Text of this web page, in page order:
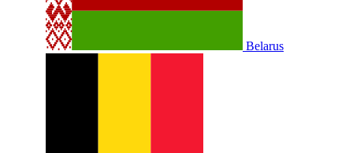
Belarus